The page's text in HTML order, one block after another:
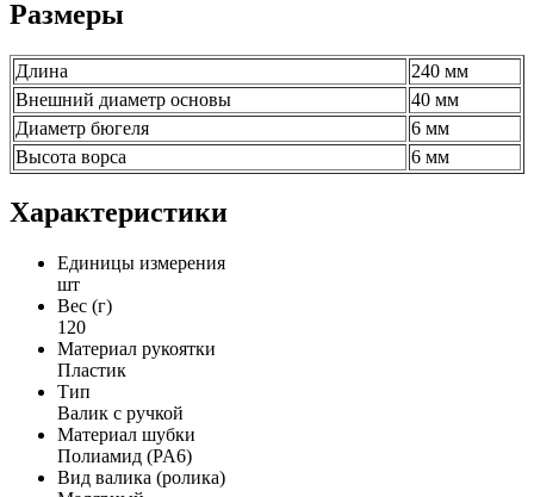
Размеры
Длина
240 мм
Внешний диаметр основы
40 мм
Диаметр бюгеля
6 мм
Высота ворса
6 мм
Характеристики
Единицы измерения
шт
Вес (г)
120
Материал рукоятки
Пластик
Тип
Валик с ручкой
Материал шубки
Полиамид (PA6)
Вид валика (ролика)